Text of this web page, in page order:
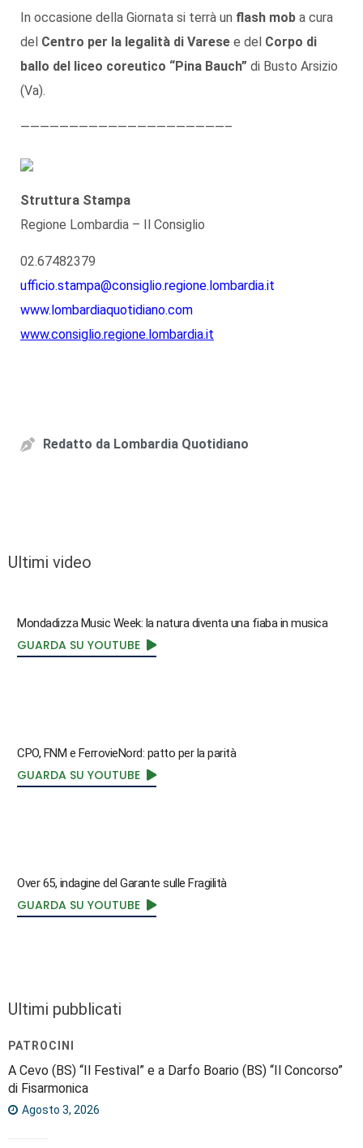
In occasione della Giornata si terrà un flash mob a cura
del Centro per la legalità di Varese e del Corpo di
ballo del liceo coreutico “Pina Bauch” di Busto Arsizio
(Va).
—————————————————————–
Struttura Stampa
Regione Lombardia – Il Consiglio
02.67482379
ufficio.stampa@consiglio.regione.lombardia.it
www.lombardiaquotidiano.com
www.consiglio.regione.lombardia.it
Redatto da Lombardia Quotidiano
Ultimi video
Mondadizza Music Week: la natura diventa una fiaba in musica
GUARDA SU YOUTUBE
CPO, FNM e FerrovieNord: patto per la parità
GUARDA SU YOUTUBE
Over 65, indagine del Garante sulle Fragilità
GUARDA SU YOUTUBE
Ultimi pubblicati
PATROCINI
A Cevo (BS) “Il Festival” e a Darfo Boario (BS) “Il Concorso”
di Fisarmonica
Agosto 3, 2026